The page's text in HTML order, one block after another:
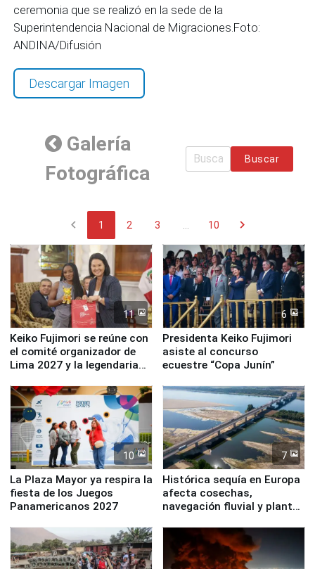
ceremonia que se realizó en la sede de la
Superintendencia Nacional de Migraciones.Foto:
ANDINA/Difusión
Descargar Imagen
Galería
Fotográfica
Buscar
chevron_left 1 2 3 10 chevron_right
11
Keiko Fujimori se reúne con
el comité organizador de
Lima 2027 y la legendaria
6
Presidenta Keiko Fujimori
asiste al concurso
ecuestre “Copa Junín”
10
La Plaza Mayor ya respira la
fiesta de los Juegos
Panamericanos 2027
7
Histórica sequía en Europa
afecta cosechas,
navegación fluvial y plantas